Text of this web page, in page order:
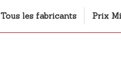
Tous les fabricants Prix